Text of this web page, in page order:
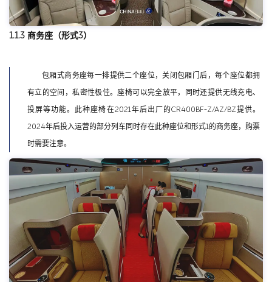
1.1.3 商务座（形式3）
包厢式商务座每一排提供二个座位，关闭包厢门后，每个座位都拥
有立的空间，私密性极佳。座椅可以完全放平，同时还提供无线充电、
投屏等功能。此种座椅在2021年后出厂的CR400BF-Z/AZ/BZ提供。
2024年后投入运营的部分列车同时存在此种座位和形式1的商务座，购票
时需要注意。